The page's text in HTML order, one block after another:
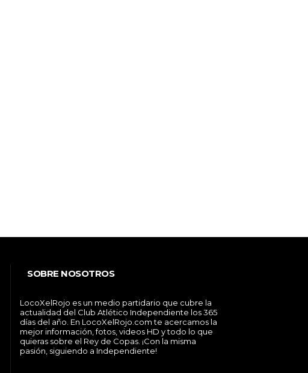
SOBRE NOSOTROS
LocoXelRojo es un medio partidario que cubre la
actualidad del Club Atlético Independiente los 365
días del año. En LocoXelRojo.com te acercamos la
mejor información, fotos, videos HD y todo lo que
quieras sobre el Rey de Copas. ¡Con la misma
pasión, siguiendo a Independiente!